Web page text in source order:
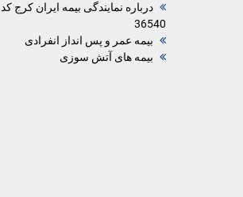
درباره نمایندگی بیمه ایران کرج کد
36540
بیمه عمر و پس انداز انفرادی
بیمه های آتش سوزی